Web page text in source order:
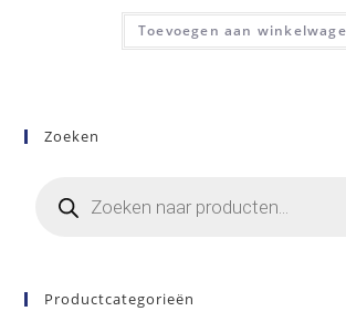
Toevoegen aan
Zoeken
zoeken
Productcategorieën